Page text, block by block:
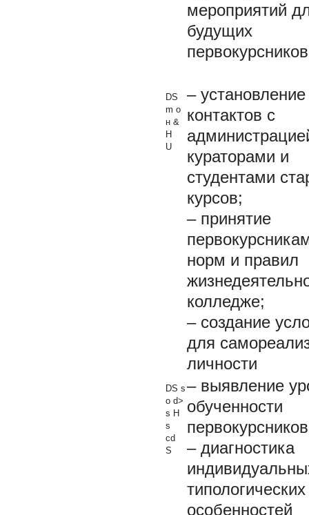
мероприятий
будущих
первокурсников
DS
m о
н &
H
U
– установление
контактов с
кураторами и
студентами
курсов;
– принятие
норм и правил
колледже;
– создание
для
личности
DS s
о d>
s H
s
cd
S
– выявление
обученности
– диагностика
типологических
особенностей